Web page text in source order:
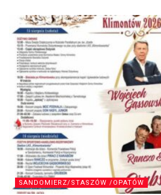
SANDOMIERZ/STASZÓW /OPATÓW